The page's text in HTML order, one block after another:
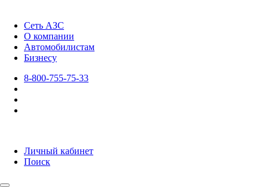
Сеть АЗС
О компании
Автомобилистам
Бизнесу
8-800-755-75-33
Личный кабинет
Поиск